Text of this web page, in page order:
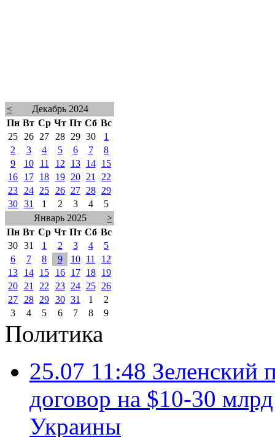
<
Декабрь 2024
Пн Вт Ср Чт Пт Сб Вс
25
26 27 28 29 30
1
2
3 4 5 6 7
8
9
10 11 12 13 14
15
16
17 18 19 20 21
22
23
24 25 26 27 28
29
30 31 1 2 3 4
5
Январь 2025
>
Пн Вт Ср Чт Пт Сб Вс
30 31 1 2 3 4
5
6
7 8 9 10 11
12
13
14 15 16 17 18
19
20
21 22 23 24 25
26
27
28 29 30 31 1
2
3
4 5 6 7 8 9
Политика
25.07 11:48 Зеленский
договор на $10-30
Украины